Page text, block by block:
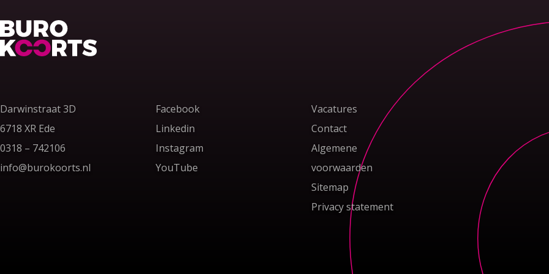
Terug naar home
Darwinstraat 3D
6718 XR Ede
Bel ons op
0318 – 742106
Stuur ons een e-mail
info@burokoorts.nl
Facebook
Linkedin
Instagram
YouTube
Vacatures
Contact
Algemene
voorwaarden
Sitemap
Privacy statement